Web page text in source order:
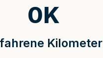
Kilometer
0K